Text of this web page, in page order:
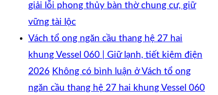
giải lỗi phong thủy bàn thờ chung cư, giữ
vững tài lộc
Vách tổ ong ngăn cầu thang hệ 27 hai
khung Vessel 060 | Giữ lạnh, tiết kiệm điện
2026 Không có bình luận ở Vách tổ ong
ngăn cầu thang hệ 27 hai khung Vessel 060